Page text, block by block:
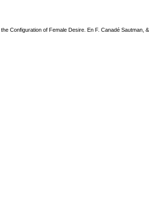
Configuration of Female Desire. En F. Canadé Sautman,